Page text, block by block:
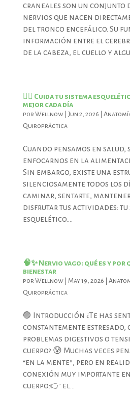
craneales son un conjunto
nervios que nacen
del tronco encefálico. Su
información entre el
de la cabeza, el cuello y
🧍‍♂️ Cuida tu sistema
mejor cada día
por Wellnow| Jun 2, 2026
Quiropráctica
Cuando pensamos en salud,
enfocarnos en la
Sin embargo, existe una
silenciosamente todos los
caminar, sentarte,
disfrutar tus actividades: tu
esquelético....
🧠✨ Nervio vago: qué es y por
bienestar
por Wellnow| May 19, 2026
Quiropráctica
🟣 Introducción ¿Te has
constantemente estresado,
problemas digestivos o
cuerpo? 😰 Muchas veces
“en la mente”, pero en
conexión muy importante
cuerpo:👉 el...